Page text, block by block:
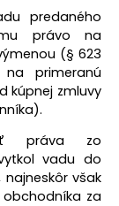
predaného
právo na
(§ 623
na primeranú
kúpnej zmluvy
práva zo
vadu do
však
za